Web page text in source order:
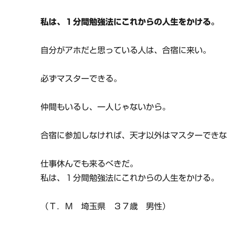
私は、１分間勉強法にこれからの人生をかける。
自分がアホだと思っている人は、合宿に来い。
必ずマスターできる。
仲間もいるし、一人じゃないから。
合宿に参加しなければ、天才以外はマスターでき
仕事休んでも来るべきだ。
私は、１分間勉強法にこれからの人生をかける。
（Ｔ．Ｍ 埼玉県 ３７歳 男性）